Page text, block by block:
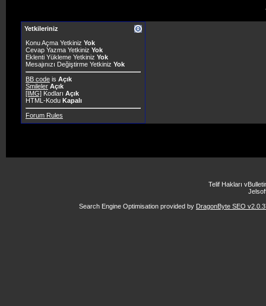
Yetkileriniz
Konu Açma Yetkiniz Yok
Cevap Yazma Yetkiniz Yok
Eklenti Yükleme Yetkiniz Yok
Mesajınızı Değiştirme Yetkiniz Yok
BB code is Açık
Smileler Açık
[IMG] Kodları Açık
HTML-Kodu Kapalı
Forum Rules
Telif Hakları
Search Engine Optimisation provided by DragonByte SEO